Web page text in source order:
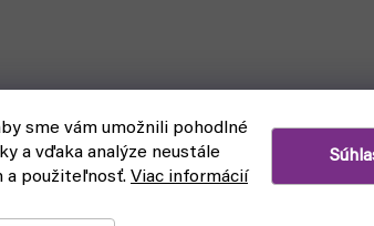
sme vám umožnili pohodlné
a vďaka analýze neustále
a použiteľnosť. Viac informácií